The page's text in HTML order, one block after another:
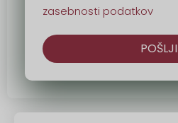
zasebnosti podatkov
POŠLJI
Druga
možnost: